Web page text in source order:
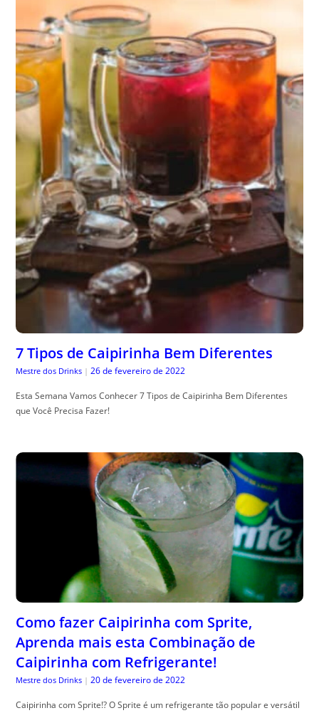
7 Tipos de Caipirinha Bem Diferentes
Mestre dos Drinks | 26 de fevereiro de 2022
Esta Semana Vamos Conhecer 7 Tipos de Caipirinha Bem Diferentes
que Você Precisa Fazer!
Como fazer Caipirinha com Sprite,
Aprenda mais esta Combinação de
Caipirinha com Refrigerante!
Mestre dos Drinks | 20 de fevereiro de 2022
Caipirinha com Sprite!? O Sprite é um refrigerante tão popular e versátil